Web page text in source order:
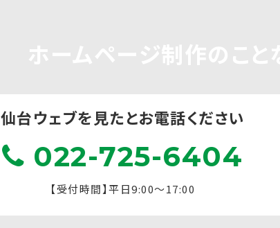
仙台ウェブを見たとお電話ください
022-725-6404
【受付時間】平日9:00～17:00